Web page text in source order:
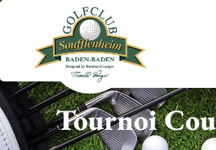
GOLF CLUB
Tournoi